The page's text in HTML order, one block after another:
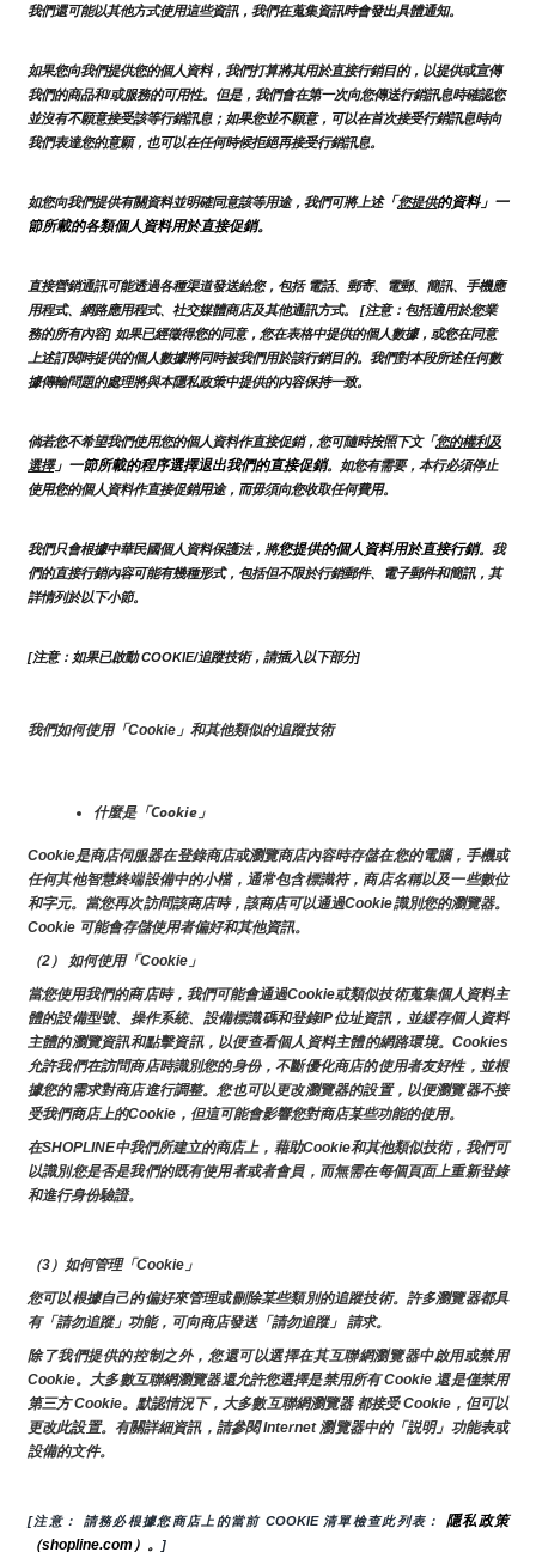
我們還可能以其他方式使用這些資訊，我們在蒐集資訊時會發出具體通知。
如果您向我們提供您的個人資料，我們打算將其用於直接行銷目的，以提供或宣傳
我們的商品和/或服務的可用性。但是，我們會在第一次向您傳送行銷訊息時確認您
並沒有不願意接受該等行銷訊息；如果您並不願意，可以在首次接受行銷訊息時向
我們表達您的意願，也可以在任何時候拒絕再接受行銷訊息。
如您向我們提供有關資料並明確同意該等用途，我們可將上述「您提供的資料」一
節所載的各類個人資料用於直接促銷。
直接營銷通訊可能透過各種渠道發送給您，包括 電話、郵寄、電郵、簡訊、手機應
用程式、網路應用程式、社交媒體商店及其他通訊方式。 [注意：包括適用於您業
務的所有內容] 如果已經徵得您的同意，您在表格中提供的個人數據，或您在同意
上述訂閱時提供的個人數據將同時被我們用於該行銷目的。我們對本段所述任何數
據傳輸問題的處理將與本隱私政策中提供的內容保持一致。
倘若您不希望我們使用您的個人資料作直接促銷，您可隨時按照下文「您的權利及
選擇」一節所載的程序選擇退出我們的直接促銷。如您有需要，本行必須停止
使用您的個人資料作直接促銷用途，而毋須向您收取任何費用。
我們只會根據中華民國個人資料保護法，將您提供的個人資料用於直接行銷。我
們的直接行銷內容可能有幾種形式，包括但不限於行銷郵件、電子郵件和簡訊，其
詳情列於以下小節。
[注意：如果已啟動 COOKIE/追蹤技術，請插入以下部分]
我們如何使用「Cookie」和其他類似的追蹤技術
什麼是「Cookie」
Cookie是商店伺服器在登錄商店或瀏覽商店內容時存儲在您的電腦，手機或
任何其他智慧終端設備中的小檔，通常包含標識符，商店名稱以及一些數位
和字元。當您再次訪問該商店時，該商店可以通過Cookie識別您的瀏覽器。
Cookie 可能會存儲使用者偏好和其他資訊。
（2） 如何使用「Cookie」
當您使用我們的商店時，我們可能會通過Cookie或類似技術蒐集個人資料主
體的設備型號、操作系統、設備標識碼和登錄IP位址資訊，並緩存個人資料
主體的瀏覽資訊和點擊資訊，以便查看個人資料主體的網路環境。Cookies
允許我們在訪問商店時識別您的身份，不斷優化商店的使用者友好性，並根
據您的需求對商店進行調整。您也可以更改瀏覽器的設置，以便瀏覽器不接
受我們商店上的Cookie，但這可能會影響您對商店某些功能的使用。
在SHOPLINE中我們所建立的商店上，藉助Cookie和其他類似技術，我們可
以識別您是否是我們的既有使用者或者會員，而無需在每個頁面上重新登錄
和進行身份驗證。
（3）如何管理「Cookie」
您可以根據自己的偏好來管理或刪除某些類別的追蹤技術。許多瀏覽器都具
有「請勿追蹤」功能，可向商店發送「請勿追蹤」 請求。
除了我們提供的控制之外，您還可以選擇在其互聯網瀏覽器中啟用或禁用
Cookie。大多數互聯網瀏覽器還允許您選擇是禁用所有 Cookie 還是僅禁用
第三方 Cookie。默認情況下，大多數互聯網瀏覽器 都接受 Cookie，但可以
更改此設置。有關詳細資訊，請參閱 Internet 瀏覽器中的「説明」功能表或
設備的文件。
[注意： 請務必根據您商店上的當前 COOKIE 清單檢查此列表： 隱私政策
（shopline.com）。
]